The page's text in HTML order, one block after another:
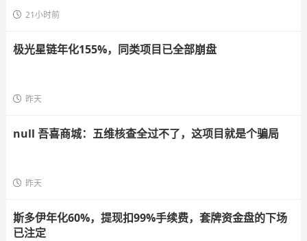
21小时前
极光星链年化155%，同类项目已全部崩盘
昨天
null 吾喜商城：五维核查全过不了，这项目就是个骗局
昨天
斯多伊年化60%，提现扣99%手续费，套牌资金盘的下场
已注定